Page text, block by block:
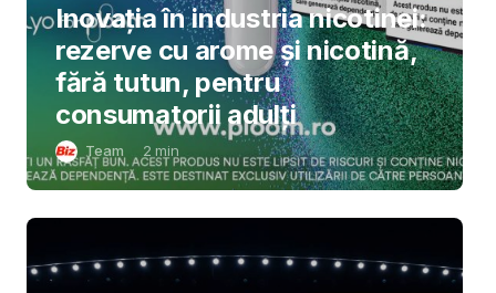
Inovația în industria nicotinei:
rezerve cu arome și nicotină,
fără tutun, pentru
consumatorii adulți
Team 2 min